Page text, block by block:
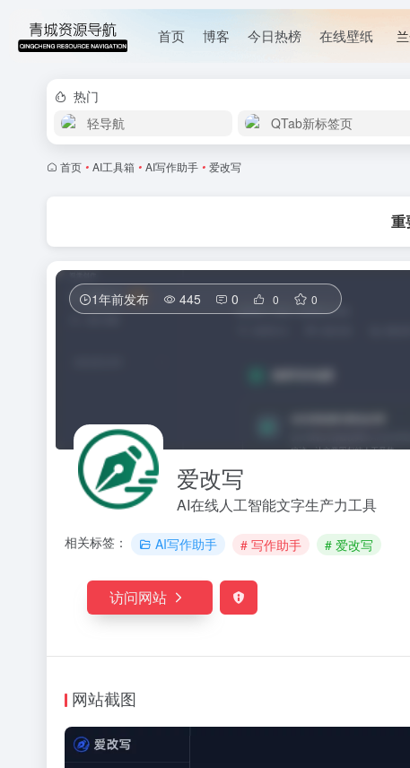
首页 博客 今日热榜 在线壁纸
热门
轻导航
QTab新标签页
首页 • AI工具箱 • AI写作助手 • 爱改写
重
1年前发布 445 0 0 0
爱改写
AI在线人工智能文字生产力工具
相关标签： AI写作助手 # 写作助手 # 爱改写
访问网站
网站截图